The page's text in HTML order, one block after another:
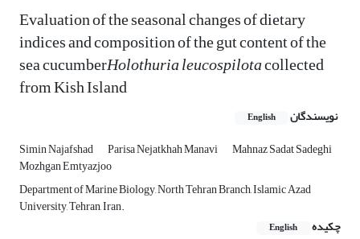
Evaluation of the seasonal changes of dietary
indices and composition of the gut content of the
sea cucumberHolothuria leucospilotacollected
from Kish Island
نویسندگان English
Simin Najafshad Parisa Nejatkhah Manavi Mahnaz Sadat Sadeghi
Mozhgan Emtyazjoo
Department of Marine Biology, North Tehran Branch, Islamic Azad
University, Tehran, Iran.
چکیده
English